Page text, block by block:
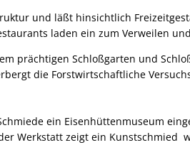
und läßt hinsichtlich
laden ein zum Verweilen
prächtigen Schloßgarten und
die Forstwirtschaftliche
ein Eisenhüttenmuseum
Werkstatt zeigt ein Kunstschmied